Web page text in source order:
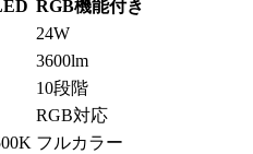
RGB機能付き
24W
3600lm
10段階
RGB対応
フルカラー